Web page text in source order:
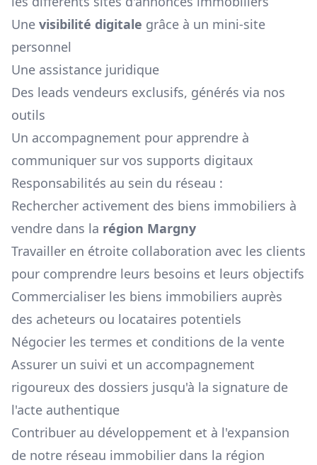
Une visibilité digitale grâce à un mini-site
personnel
Une assistance juridique
Des leads vendeurs exclusifs, générés via nos
outils
Un accompagnement pour apprendre à
communiquer sur vos supports digitaux
Responsabilités au sein du réseau :
Rechercher activement des biens immobiliers à
vendre dans la région Margny
Travailler en étroite collaboration avec les clients
pour comprendre leurs besoins et leurs objectifs
Commercialiser les biens immobiliers auprès
des acheteurs ou locataires potentiels
Négocier les termes et conditions de la vente
Assurer un suivi et un accompagnement
rigoureux des dossiers jusqu'à la signature de
l'acte authentique
Contribuer au développement et à l'expansion
de notre réseau immobilier dans la région